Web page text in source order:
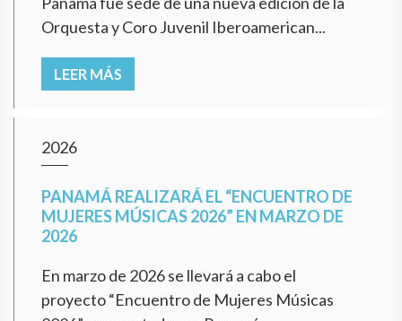
Orquesta y Coro Juvenil Iberoamerican...
LEER MÁS
2026
PANAMÁ REALIZARÁ EL “ENCUENTRO DE
MUJERES MÚSICAS 2026” EN MARZO DE
2026
En marzo de 2026 se llevará a cabo el
proyecto “Encuentro de Mujeres Músicas